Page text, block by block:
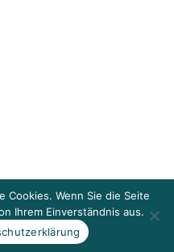
Cookies. Wenn Sie die Seite
Ihrem Einverständnis aus.